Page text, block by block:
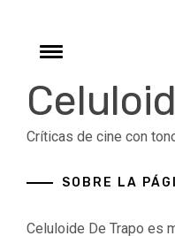
contentToggle
Críticas de cine con
SOBRE LA
Celuloide De Trapo es